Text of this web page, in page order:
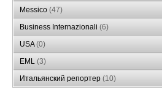
Messico (47)
Business Internazionali (6)
USA(0)
EML (3)
Итальянский репортер (10)